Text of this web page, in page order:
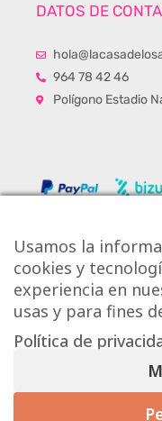
DATOS DE
964 78 42 46
Polígono Estadio
La
Usamos la
cookies y
experiencia en
usas y para fines
Política de